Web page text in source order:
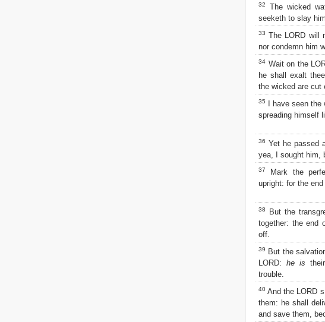
32
The wicked
seeketh to slay him.
33 The LORD will
nor condemn him
34 Wait on the
he shall exalt
the wicked are cut
35
I have seen the
spreading himself
36 Yet he passed
yea, I sought him,
37 Mark the
upright: for the end
38
But the
together: the end
off.
39 But the
LORD: he is
trouble.
40 And the LORD
them: he shall
and save them,